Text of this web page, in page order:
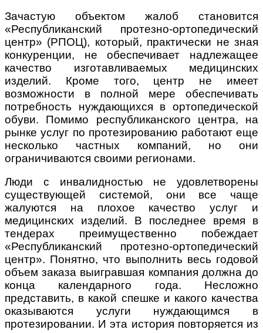
Зачастую объектом жалоб становится
«Республиканский протезно-ортопедический
центр» (РПОЦ), который, практически не зная
конкуренции, не обеспечивает надлежащее
качество изготавливаемых медицинских
изделий. Кроме того, центр не имеет
возможности в полной мере обеспечивать
потребность нуждающихся в ортопедической
обуви. Помимо республиканского центра, на
рынке услуг по протезированию работают еще
несколько частных компаний, но они
ограничиваются своими регионами.
Люди с инвалидностью не удовлетворены
существующей системой, они все чаще
жалуются на плохое качество услуг и
медицинских изделий. В последнее время в
тендерах преимущественно побеждает
«Республиканский протезно-ортопедический
центр». Понятно, что выполнить весь годовой
объем заказа выигравшая компания должна до
конца календарного года. Несложно
представить, в какой спешке и какого качества
оказываются услуги нуждающимся в
протезировании. И эта история повторяется из